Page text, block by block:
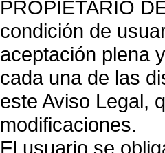
PROPIETARIO
condición de
aceptación plena
cada una de las
este Aviso Legal,
modificaciones.
El usuario se